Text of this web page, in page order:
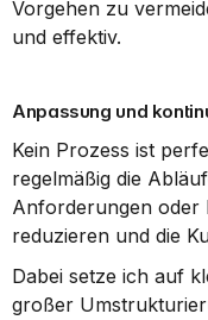
Vorgehen zu
und effektiv.
Anpassung und
Kein Prozess ist
regelmäßig die
Anforderungen oder
reduzieren und die
Dabei setze ich auf
großer